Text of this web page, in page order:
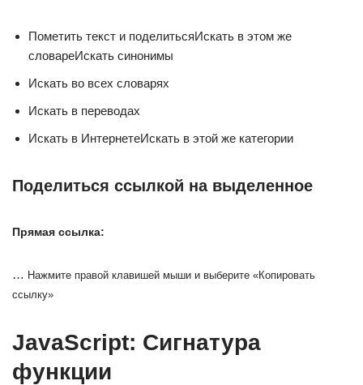
Пометить текст и поделитьсяИскать в этом же
словареИскать синонимы
Искать во всех словарях
Искать в переводах
Искать в ИнтернетеИскать в этой же категории
Поделиться ссылкой на выделенное
Прямая ссылка:
… Нажмите правой клавишей мыши и выберите «Копировать
ссылку»
JavaScript: Сигнатура
функции